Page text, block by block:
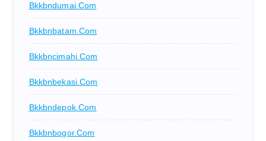
Bkkbndumai.com
Bkkbnbatam.com
Bkkbncimahi.com
Bkkbnbekasi.com
Bkkbndepok.com
Bkkbnbogor.com